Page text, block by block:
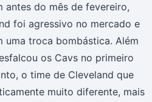
do mês de fevereiro,
foi agressivo no mercado e
uma troca bombástica. Além
os Cavs no primeiro
o time de Cleveland que
muito diferente, mais